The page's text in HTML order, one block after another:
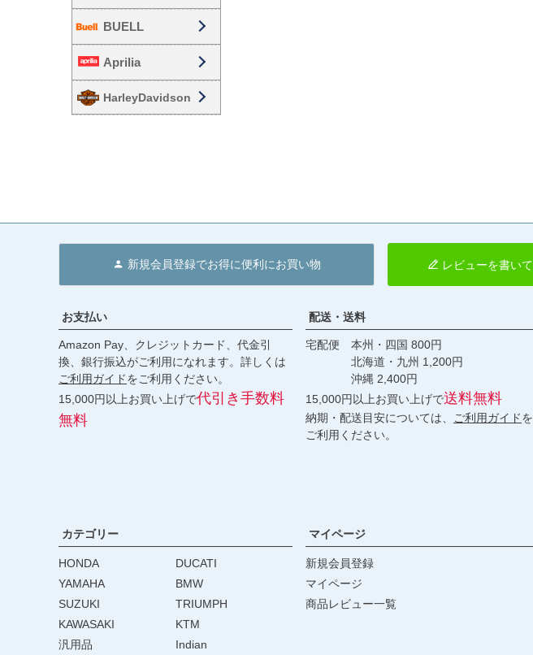
BUELL
Aprilia
HarleyDavidson
新規会員登録でお得に便利にお買い物 レビューを書いて
お支払い
Amazon Pay、クレジットカード、代金引
換、銀行振込がご利用になれます。詳しくは
ご利用ガイドをご利用ください。
15,000円以上お買い上げで代引き手数料
無料
配送・送料
宅配便 本州・四国 800円
北海道・九州 1,200円
沖縄 2,400円
15,000円以上お買い上げで送料無料
納期・配送目安については、 ご利用ガイドを
ご利用ください。
カテゴリー
HONDA
YAMAHA
SUZUKI
KAWASAKI
汎用品
DUCATI
BMW
TRIUMPH
KTM
Indian
マイページ
新規会員登録
マイページ
商品レビュー一覧